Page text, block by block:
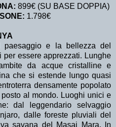
899€ (SU BASE DOPPIA)
1.798€
paesaggio e la bellezza del
per essere apprezzati. Lunghe
da acque cristalline e
che si estende lungo quasi
densamente popolato
al mondo. Luoghi unici e
dal leggendario selvaggio
dalle foreste pluviali del
savana del Masai Mara. In